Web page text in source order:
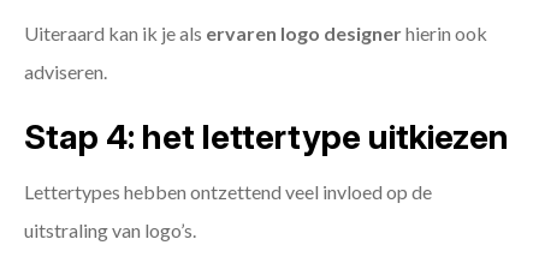
Uiteraard kan ik je als ervaren logo designerhierin ook
adviseren.
Stap 4: het lettertype uitkiezen
Lettertypes hebben ontzettend veel invloed op de
uitstraling van logo’s.